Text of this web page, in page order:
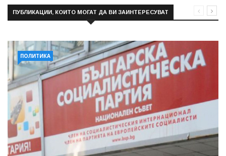
ПУБЛИКАЦИИ, КОИТО МОГАТ ДА ВИ ЗАИНТЕРЕСУВАТ
ПОЛИТИКА